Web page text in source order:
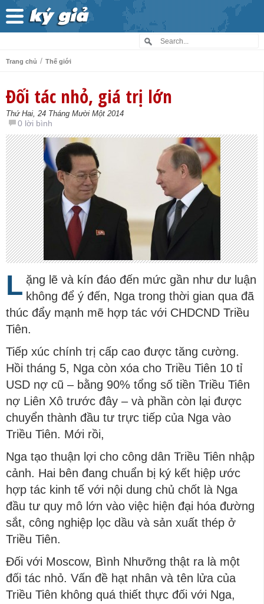
Trang chủ / Thế giới
Đối tác nhỏ, giá trị lớn
Thứ Hai, 24 Tháng Mười Một 2014
0 lời bình
L ặng lẽ và kín đáo đến mức gần như dư luận
không để ý đến, Nga trong thời gian qua đã
thúc đẩy mạnh mẽ hợp tác với CHDCND Triều
Tiên.
Tiếp xúc chính trị cấp cao được tăng cường.
Hồi tháng 5, Nga còn xóa cho Triều Tiên 10 tỉ
USD nợ cũ – bằng 90% tổng số tiền Triều Tiên
nợ Liên Xô trước đây – và phần còn lại được
chuyển thành đầu tư trực tiếp của Nga vào
Triều Tiên. Mới rồi,
Nga tạo thuận lợi cho công dân Triều Tiên nhập
cảnh. Hai bên đang chuẩn bị ký kết hiệp ước
hợp tác kinh tế với nội dung chủ chốt là Nga
đầu tư quy mô lớn vào việc hiện đại hóa đường
sắt, công nghiệp lọc dầu và sản xuất thép ở
Triều Tiên.
Đối với Moscow, Bình Nhưỡng thật ra là một
đối tác nhỏ. Vấn đề hạt nhân và tên lửa của
Triều Tiên không quá thiết thực đối với Nga,